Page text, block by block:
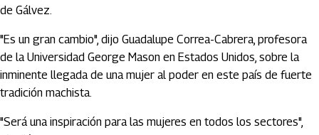
de Gálvez.
"Es un gran cambio", dijo Guadalupe Correa-Cabrera, profesora
de la Universidad George Mason en Estados Unidos, sobre la
inminente llegada de una mujer al poder en este país de fuerte
tradición machista.
"Será una inspiración para las mujeres en todos los sectores",